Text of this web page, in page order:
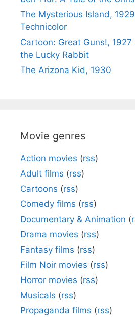
The Mysterious Island,
Technicolor
Cartoon: Great Guns!,
the Lucky Rabbit
The Arizona Kid, 1930
Movie genres
Action movies (rss)
Adult films (rss)
Cartoons (rss)
Comedy films (rss)
Documentary & Animation (
Drama movies (rss)
Fantasy films (rss)
Film Noir movies (rss)
Horror movies (rss)
Musicals (rss)
Propaganda films (rss)